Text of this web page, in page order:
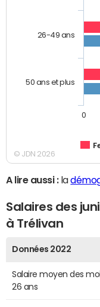
26-49 ans
50 ans et plus
0
© JDN 2026
A lire aussi :la
Salaires des
à Trélivan
Données 2022
Salaire moyen des
26 ans